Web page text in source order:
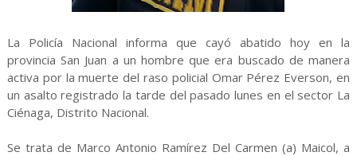
La Policía Nacional informa que cayó abatido hoy en la
provincia San Juan a un hombre que era buscado de manera
activa por la muerte del raso policial Omar Pérez Everson, en
un asalto registrado la tarde del pasado lunes en el sector La
Ciénaga, Distrito Nacional.
Se trata de Marco Antonio Ramírez Del Carmen (a) Maicol, a